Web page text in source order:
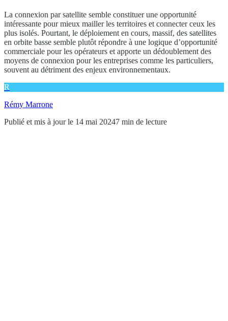
La connexion par satellite semble constituer une opportunité
intéressante pour mieux mailler les territoires et connecter ceux les
plus isolés. Pourtant, le déploiement en cours, massif, des satellites
en orbite basse semble plutôt répondre à une logique d’opportunité
commerciale pour les opérateurs et apporte un dédoublement des
moyens de connexion pour les entreprises comme les particuliers,
souvent au détriment des enjeux environnementaux.
R
Rémy Marrone
Publié et mis à jour le 14 mai 20247 min de lecture